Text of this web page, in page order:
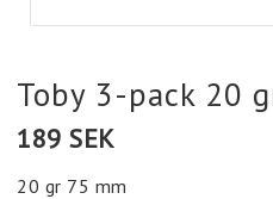
Toby 3-pack 20
189 SEK
20 gr 75 mm